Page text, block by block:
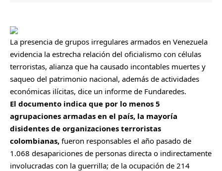
La presencia de grupos irregulares armados en Venezuela
evidencia la estrecha relación del oficialismo con células
terroristas, alianza que ha causado incontables muertes y
saqueo del patrimonio nacional, además de actividades
económicas ilícitas, dice un informe de Fundaredes.
El documento indica que por lo menos 5
agrupaciones armadas en el país, la mayoría
disidentes de organizaciones terroristas
colombianas, fueron responsables el año pasado de
1.068 desapariciones de personas directa o indirectamente
involucradas con la guerrilla; de la ocupación de 214